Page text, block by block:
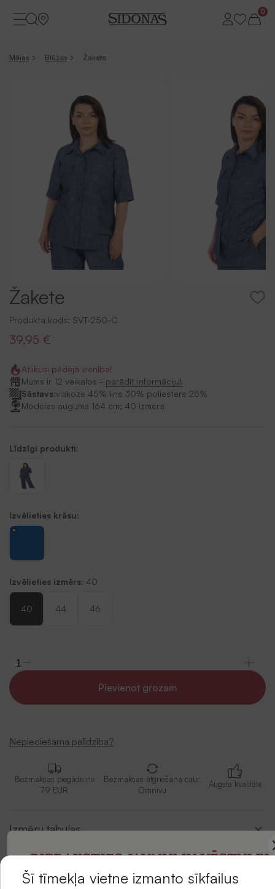
0
Mājas Blūzes Žakete
Žakete
Produkta kods: SVT-250-C
39,95 €
Atlikusi pēdējā vienība!
Mums ir 12 veikalos - parādīt informāciju!
Sāstavs:viskoze 45% lins 30% poliesters 25%
Modeles augums 164 cm; 40 izmēra
Līdzīgi produkti:
Izvēlieties krāsu:
Izvēlieties izmērs: 40
40 44 46
Pievienot grozam
Nepieciešama palīdzība?
Bezmaksas piegāde no
79 EUR
Bezmaksas atgriešana caur
Omnivu
Augsta kvalitāte
Izmēru tabulas
PIERAKSTIES JAUNUMU VĒSTULEI
Šī tīmekļa vietne izmanto sīkfailus